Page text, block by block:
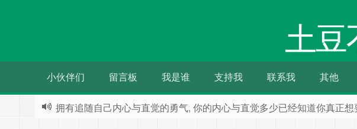
土豆
小伙伴们 留言板 我是谁 支持我 联系我 其他
拥有追随自己内心与直觉的勇气, 你的内心与直觉多少已经知道你真正